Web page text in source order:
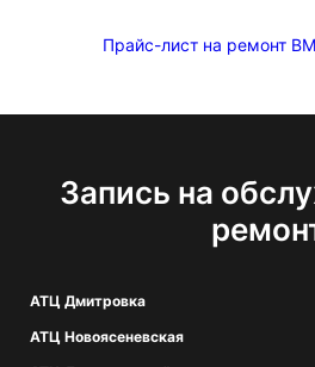
Прайс-лист на ремонт
Запись на
АТЦ Дмитровка
АТЦ Новоясеневская